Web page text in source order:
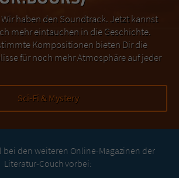
haben den Soundtrack. Jetzt kannst
mehr eintauchen in die Geschichte.
Kompositionen bieten Dir die
für noch mehr Atmosphäre auf jeder
Sci-Fi & Mystery
bei den weiteren Online-Magazinen der
Literatur-Couch vorbei: